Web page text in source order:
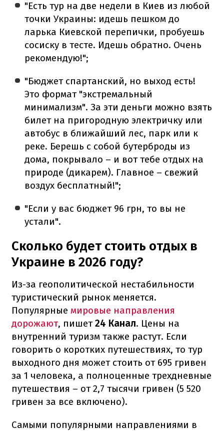
"Есть тур на две недели в Киев из любой
точки Украины: идешь пешком до
ларька Киевской перепички, пробуешь
сосиску в тесте. Идешь обратно. Очень
рекомендую!";
"Бюджет спартанский, но выход есть!
Это формат "экстремальный
минимализм". За эти деньги можно взять
билет на пригородную электричку или
автобус в ближайший лес, парк или к
реке. Берешь с собой бутерброды из
дома, покрывало – и вот тебе отдых на
природе (дикарем). Главное – свежий
воздух бесплатный!";
"Если у вас бюджет 96 грн, то вы не
устали".
Сколько будет стоить отдых в
Украине в 2026 году?
Из-за геополитической нестабильности
туристический рынок меняется.
Популярные мировые направления
дорожают, пишет24 Канал. Цены на
внутренний туризм также растут. Если
говорить о коротких путешествиях, то тур
выходного дня может стоить от 695 гривен
за 1 человека, а полноценные трехдневные
путешествия – от 2,7 тысячи гривен (5 520
гривен за все включено).
Самыми популярными направлениями в